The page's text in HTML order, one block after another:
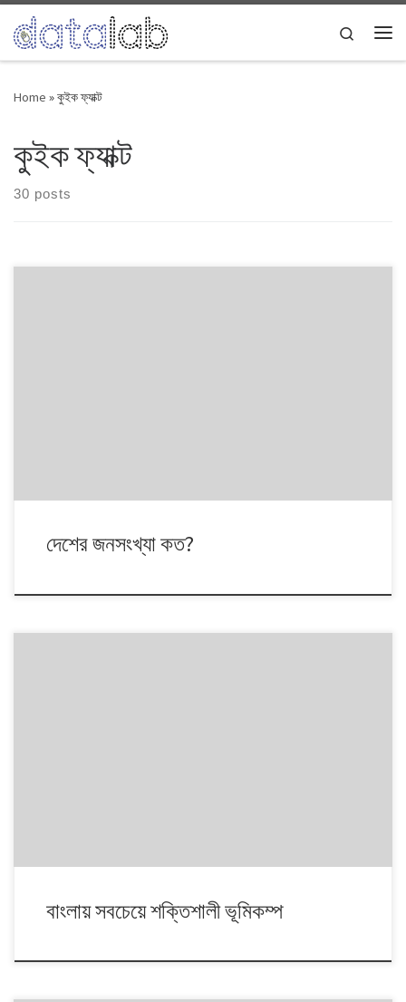
Skip to content
Search
Home »কুইক ফ্যাক্ট
কুইক ফ্যাক্ট
30 posts
দেশের জনসংখ্যা কত?
বাংলায় সবচেয়ে শক্তিশালী ভূমিকম্প